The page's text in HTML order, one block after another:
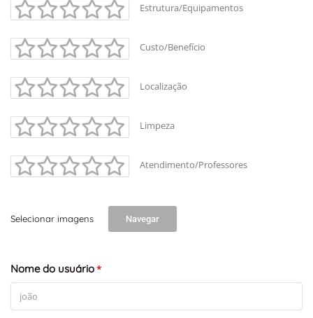
Estrutura/Equipamentos
Custo/Benefício
Localização
Limpeza
Atendimento/Professores
Selecionar imagens Navegar
Nome do usuário*